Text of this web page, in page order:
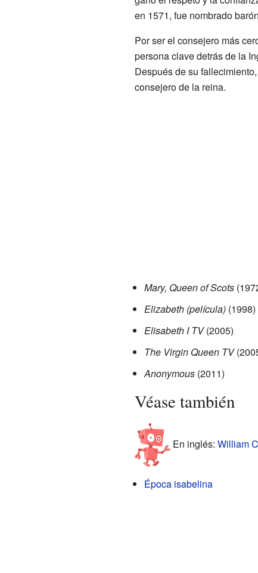
en 1571, fue nombrado
Por ser el consejero más
persona clave detrás de la
Después de su
consejero de la reina.
Mary, Queen of Scots
Elizabeth (película)(1998)
Elisabeth I TV(2005)
The Virgin Queen TV
Anonymous(2011)
Véase también
En inglés: William
Época isabelina